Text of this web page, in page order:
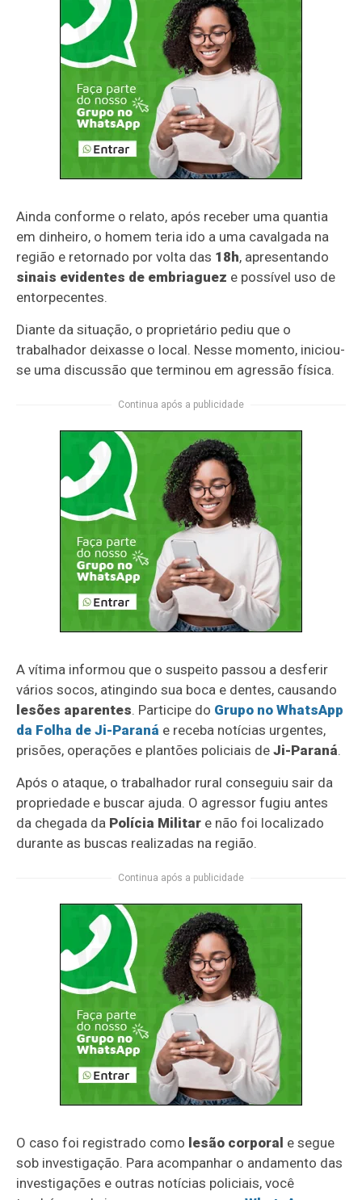
Ainda conforme o relato, após receber uma quantia
em dinheiro, o homem teria ido a uma cavalgada na
região e retornado por volta das 18h, apresentando
sinais evidentes de embriaguez e possível uso de
entorpecentes.
Diante da situação, o proprietário pediu que o
trabalhador deixasse o local. Nesse momento, iniciou-
se uma discussão que terminou em agressão física.
Continua após a publicidade
A vítima informou que o suspeito passou a desferir
vários socos, atingindo sua boca e dentes, causando
lesões aparentes. Participe do Grupo no WhatsApp
da Folha de Ji-Paraná e receba notícias urgentes,
prisões, operações e plantões policiais deJi-Paraná.
Após o ataque, o trabalhador rural conseguiu sair da
propriedade e buscar ajuda. O agressor fugiu antes
da chegada da Polícia Militar e não foi localizado
durante as buscas realizadas na região.
Continua após a publicidade
O caso foi registrado como lesão corporal e segue
sob investigação. Para acompanhar o andamento das
investigações e outras notícias policiais, você